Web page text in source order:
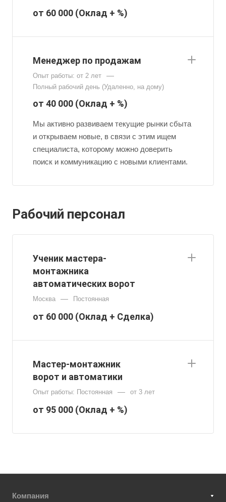
от 60 000 (Оклад + %)
Менеджер по продажам
Опыт работы: от 2 лет —
Полный рабочий день (Удаленно, на дому)
от 40 000 (Оклад + %)
Мы активно развиваем текущие рынки сбыта
и открываем новые, в связи с этим ищем
специалиста, которому можно доверить
поиск и коммуникацию с новыми клиентами.
Рабочий персонал
Ученик мастера-
монтажника
автоматических ворот
Москва — Постоянная
от 60 000 (Оклад + Сделка)
Мастер-монтажник
ворот и автоматики
Опыт работы: Постоянная — от 3 лет
от 95 000 (Оклад + %)
Компания